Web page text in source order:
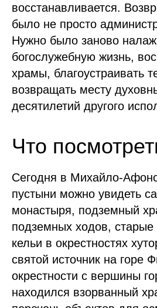
восстанавливается.
было не просто
Нужно было заново
богослужебную жизнь,
храмы, благоустраивать
возвращать месту
десятилетий другого
Что
Сегодня в Михайло-
пустыни можно увидеть
монастыря, подземный
подземных ходов,
кельи в окрестностях
святой источник на горе
окрестности с вершины
находился взорванный